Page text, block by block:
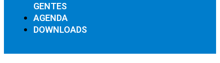
GENTES
AGENDA
DOWNLOADS